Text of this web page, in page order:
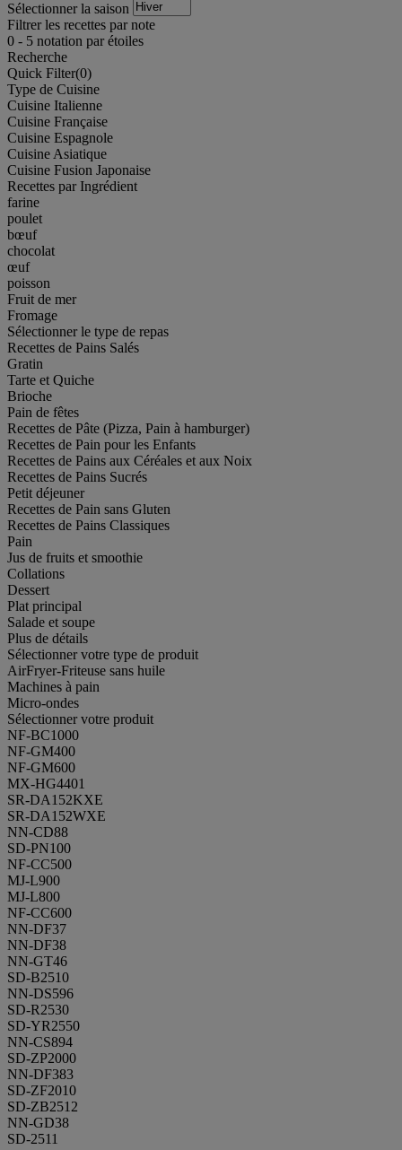
Sélectionner la saison
Filtrer les recettes par note
0 - 5 notation par étoiles
Recherche
Quick Filter(0)
Type de Cuisine
Cuisine Italienne
Cuisine Française
Cuisine Espagnole
Cuisine Asiatique
Cuisine Fusion Japonaise
Recettes par Ingrédient
farine
poulet
bœuf
chocolat
œuf
poisson
Fruit de mer
Fromage
Sélectionner le type de repas
Recettes de Pains Salés
Gratin
Tarte et Quiche
Brioche
Pain de fêtes
Recettes de Pâte (Pizza, Pain à hamburger)
Recettes de Pain pour les Enfants
Recettes de Pains aux Céréales et aux Noix
Recettes de Pains Sucrés
Petit déjeuner
Recettes de Pain sans Gluten
Recettes de Pains Classiques
Pain
Jus de fruits et smoothie
Collations
Dessert
Plat principal
Salade et soupe
Plus de détails
Sélectionner votre type de produit
AirFryer-Friteuse sans huile
Machines à pain
Micro-ondes
Sélectionner votre produit
NF-BC1000
NF-GM400
NF-GM600
MX-HG4401
SR-DA152KXE
SR-DA152WXE
NN-CD88
SD-PN100
NF-CC500
MJ-L900
MJ-L800
NF-CC600
NN-DF37
NN-DF38
NN-GT46
SD-B2510
NN-DS596
SD-R2530
SD-YR2550
NN-CS894
SD-ZP2000
NN-DF383
SD-ZF2010
SD-ZB2512
NN-GD38
SD-2511